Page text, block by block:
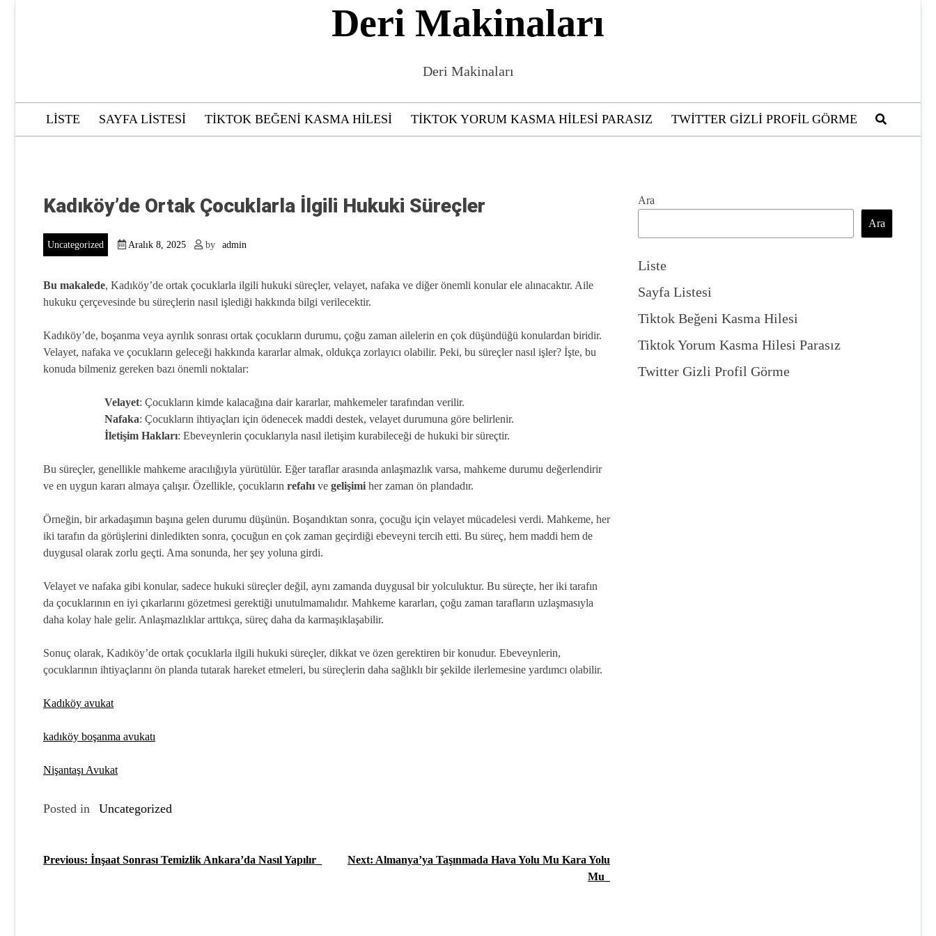
Deri Makinaları
Deri Makinaları
LISTE SAYFA LISTESI TIKTOK BEĞENI KASMA HILESI TIKTOK YORUM KASMA HILESI PARASIZ TWITTER GIZLI PROFIL GÖRME
Kadıköy’de Ortak Çocuklarla İlgili Hukuki Süreçler
Uncategorized Aralık 8, 2025 by admin
Bu makalede, Kadıköy’de ortak çocuklarla ilgili hukuki süreçler, velayet, nafaka ve diğer önemli konular ele alınacaktır. Aile
hukuku çerçevesinde bu süreçlerin nasıl işlediği hakkında bilgi verilecektir.
Kadıköy’de, boşanma veya ayrılık sonrası ortak çocukların durumu, çoğu zaman ailelerin en çok düşündüğü konulardan biridir.
Velayet, nafaka ve çocukların geleceği hakkında kararlar almak, oldukça zorlayıcı olabilir. Peki, bu süreçler nasıl işler? İşte, bu
konuda bilmeniz gereken bazı önemli noktalar:
Velayet: Çocukların kimde kalacağına dair kararlar, mahkemeler tarafından verilir.
Nafaka: Çocukların ihtiyaçları için ödenecek maddi destek, velayet durumuna göre belirlenir.
İletişim Hakları: Ebeveynlerin çocuklarıyla nasıl iletişim kurabileceği de hukuki bir süreçtir.
Bu süreçler, genellikle mahkeme aracılığıyla yürütülür. Eğer taraflar arasında anlaşmazlık varsa, mahkeme durumu değerlendirir
ve en uygun kararı almaya çalışır. Özellikle, çocukların refahı ve gelişimi her zaman ön plandadır.
Örneğin, bir arkadaşımın başına gelen durumu düşünün. Boşandıktan sonra, çocuğu için velayet mücadelesi verdi. Mahkeme, her
iki tarafın da görüşlerini dinledikten sonra, çocuğun en çok zaman geçirdiği ebeveyni tercih etti. Bu süreç, hem maddi hem de
duygusal olarak zorlu geçti. Ama sonunda, her şey yoluna girdi.
Velayet ve nafaka gibi konular, sadece hukuki süreçler değil, aynı zamanda duygusal bir yolculuktur. Bu süreçte, her iki tarafın
da çocuklarının en iyi çıkarlarını gözetmesi gerektiği unutulmamalıdır. Mahkeme kararları, çoğu zaman tarafların uzlaşmasıyla
daha kolay hale gelir. Anlaşmazlıklar arttıkça, süreç daha da karmaşıklaşabilir.
Sonuç olarak, Kadıköy’de ortak çocuklarla ilgili hukuki süreçler, dikkat ve özen gerektiren bir konudur. Ebeveynlerin,
çocuklarının ihtiyaçlarını ön planda tutarak hareket etmeleri, bu süreçlerin daha sağlıklı bir şekilde ilerlemesine yardımcı olabilir.
Kadıköy avukat
kadıköy boşanma avukatı
Nişantaşı Avukat
Posted in Uncategorized
Y
Previous: İnşaat Sonrası Temizlik Ankara’da Nasıl Yapılır_ Next: Almanya’ya Taşınmada Hava Yolu Mu Kara Yolu
Mu_
Ara
Ara
Liste
Sayfa Listesi
Tiktok Beğeni Kasma Hilesi
Tiktok Yorum Kasma Hilesi Parasız
Twitter Gizli Profil Görme